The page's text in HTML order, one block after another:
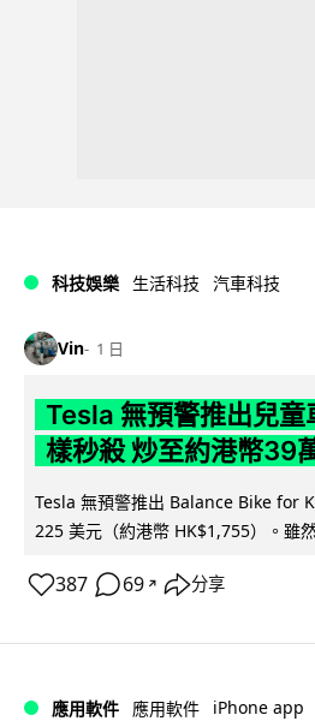
科技娛樂 生活科技 汽車科技
Vin 1 日
Tesla 無預警推出兒童
樣秒殺 炒至約港幣39
Tesla 無預警推出 Balance Bike for
225 美元（約港幣 HK$1,755）。雖
387 69 ↗ 分享
應用軟件 應用軟件 iPhone app